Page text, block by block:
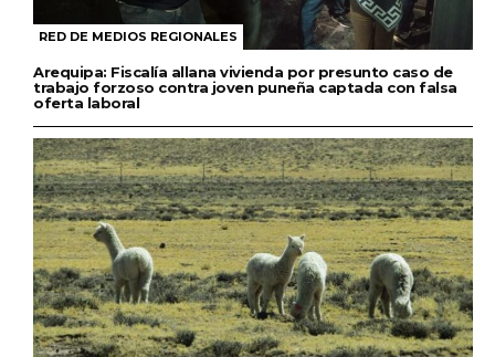
RED DE MEDIOS REGIONALES
Arequipa: Fiscalía allana vivienda por presunto caso de
trabajo forzoso contra joven puneña captada con falsa
oferta laboral